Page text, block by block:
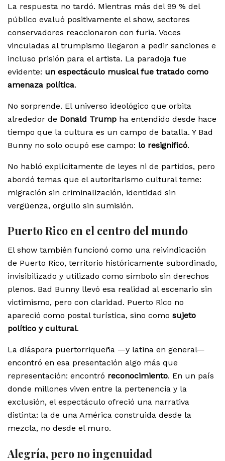
La respuesta no tardó. Mientras más del 99 % del
público evaluó positivamente el show, sectores
conservadores reaccionaron con furia. Voces
vinculadas al trumpismo llegaron a pedir sanciones e
incluso prisión para el artista. La paradoja fue
evidente: un espectáculo musical fue tratado como
amenaza política.
No sorprende. El universo ideológico que orbita
alrededor de Donald Trump ha entendido desde hace
tiempo que la cultura es un campo de batalla. Y Bad
Bunny no solo ocupó ese campo: lo resignificó.
No habló explícitamente de leyes ni de partidos, pero
abordó temas que el autoritarismo cultural teme:
migración sin criminalización, identidad sin
vergüenza, orgullo sin sumisión.
Puerto Rico en el centro del mundo
El show también funcionó como una reivindicación
de Puerto Rico, territorio históricamente subordinado,
invisibilizado y utilizado como símbolo sin derechos
plenos. Bad Bunny llevó esa realidad al escenario sin
victimismo, pero con claridad. Puerto Rico no
apareció como postal turística, sino como sujeto
político y cultural.
La diáspora puertorriqueña —y latina en general—
encontró en esa presentación algo más que
representación: encontró reconocimiento. En un país
donde millones viven entre la pertenencia y la
exclusión, el espectáculo ofreció una narrativa
distinta: la de una América construida desde la
mezcla, no desde el muro.
Alegría, pero no ingenuidad